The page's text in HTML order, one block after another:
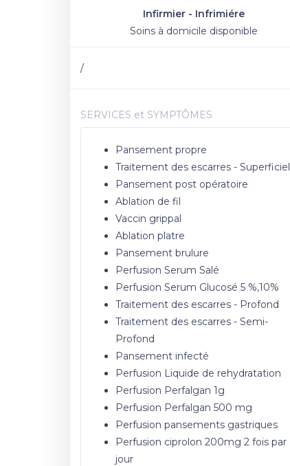
Infirmier - Infrimiére
Soins à domicile disponible
/
SERVICES et SYMPTÔMES
Pansement propre
Traitement des escarres - Superficiel
Pansement post opératoire
Ablation de fil
Vaccin grippal
Ablation platre
Pansement brulure
Perfusion Serum Salé
Perfusion Serum Glucosé 5 %,10%
Traitement des escarres - Profond
Traitement des escarres - Semi-
Profond
Pansement infecté
Perfusion Liquide de rehydratation
Perfusion Perfalgan 1g
Perfusion Perfalgan 500 mg
Perfusion pansements gastriques
Perfusion ciprolon 200mg 2 fois par
jour